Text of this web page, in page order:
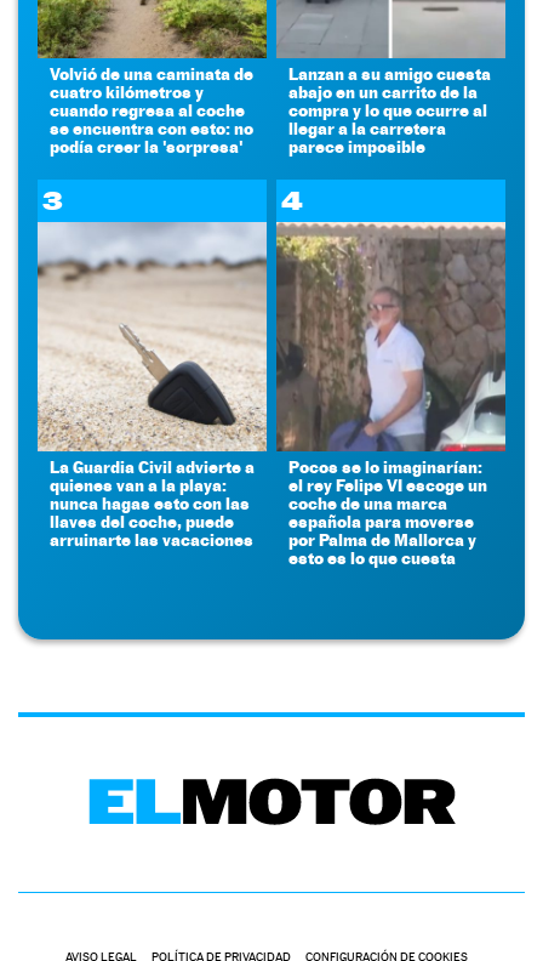
Volvió de una caminata de
cuatro kilómetros y
cuando regresa al coche
se encuentra con esto: no
podía creer la 'sorpresa'
Lanzan a su amigo cuesta
abajo en un carrito de la
compra y lo que ocurre al
llegar a la carretera
parece imposible
3
La Guardia Civil advierte a
quienes van a la playa:
nunca hagas esto con las
llaves del coche, puede
arruinarte las vacaciones
4
Pocos se lo imaginarían:
el rey Felipe VI escoge un
coche de una marca
española para moverse
por Palma de Mallorca y
esto es lo que cuesta
AVISO LEGAL POLÍTICA DE PRIVACIDAD CONFIGURACIÓN DE COOKIES